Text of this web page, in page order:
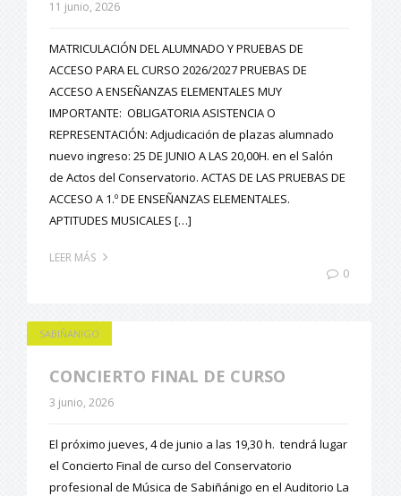
11 junio, 2026
MATRICULACIÓN DEL ALUMNADO Y PRUEBAS DE
ACCESO PARA EL CURSO 2026/2027 PRUEBAS DE
ACCESO A ENSEÑANZAS ELEMENTALES MUY
IMPORTANTE: OBLIGATORIA ASISTENCIA O
REPRESENTACIÓN: Adjudicación de plazas alumnado
nuevo ingreso: 25 DE JUNIO A LAS 20,00H. en el Salón
de Actos del Conservatorio. ACTAS DE LAS PRUEBAS DE
ACCESO A 1.º DE ENSEÑANZAS ELEMENTALES.
APTITUDES MUSICALES […]
LEER MÁS
0
SABIÑANIGO
CONCIERTO FINAL DE CURSO
3 junio, 2026
El próximo jueves, 4 de junio a las 19,30 h. tendrá lugar
el Concierto Final de curso del Conservatorio
profesional de Música de Sabiñánigo en el Auditorio La